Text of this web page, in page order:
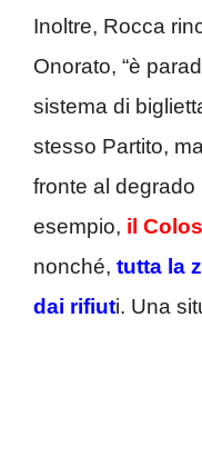
Inoltre, Rocca
Onorato, “è
sistema di
stesso Partito,
fronte al degrado
esempio, il
nonché, tutta la
dai rifiuti. Una